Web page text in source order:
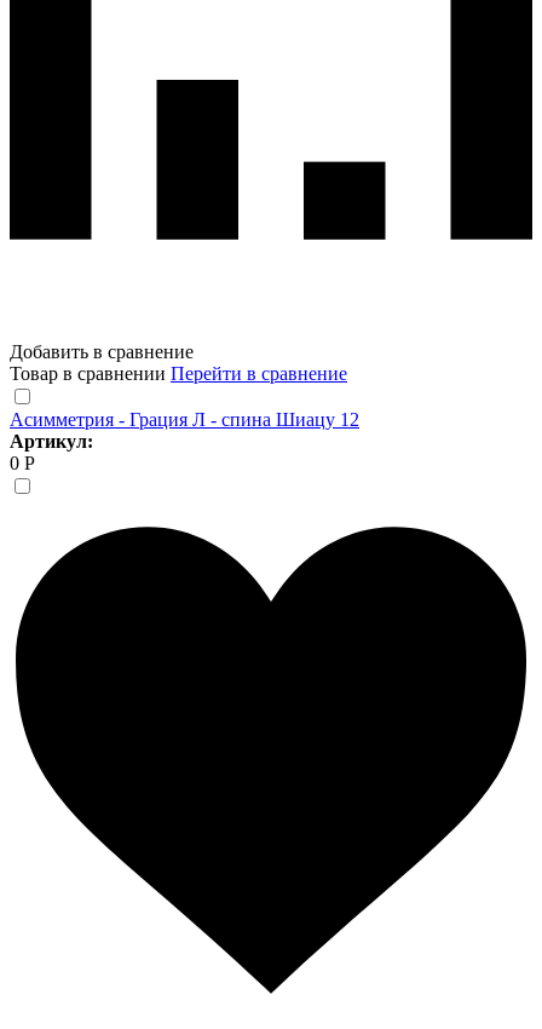
Добавить в сравнение
Товар в сравнении Перейти в сравнение
Асимметрия - Грация Л - спина Шиацу 12
Артикул:
0 Р